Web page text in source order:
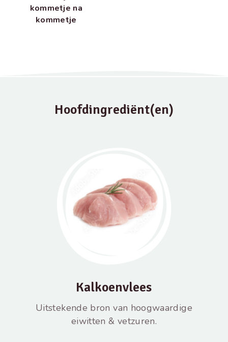
kommetje na
kommetje
Hoofdingrediënt(en)
Kalkoenvlees
Uitstekende bron van hoogwaardige
eiwitten & vetzuren.